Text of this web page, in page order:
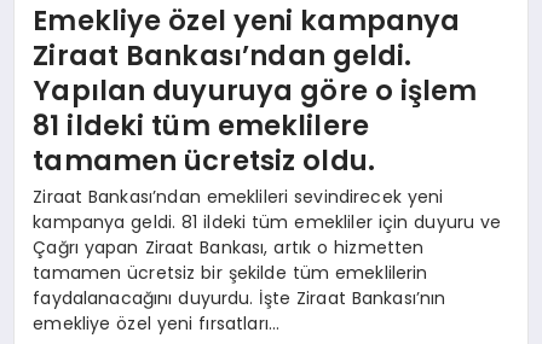
Emekliye özel yeni kampanya
Ziraat Bankası’ndan geldi.
Yapılan duyuruya göre o işlem
81 ildeki tüm emeklilere
tamamen ücretsiz oldu.
Ziraat Bankası’ndan emeklileri sevindirecek yeni
kampanya geldi. 81 ildeki tüm emekliler için duyuru ve
Çağrı yapan Ziraat Bankası, artık o hizmetten
tamamen ücretsiz bir şekilde tüm emeklilerin
faydalanacağını duyurdu. İşte Ziraat Bankası’nın
emekliye özel yeni fırsatları…